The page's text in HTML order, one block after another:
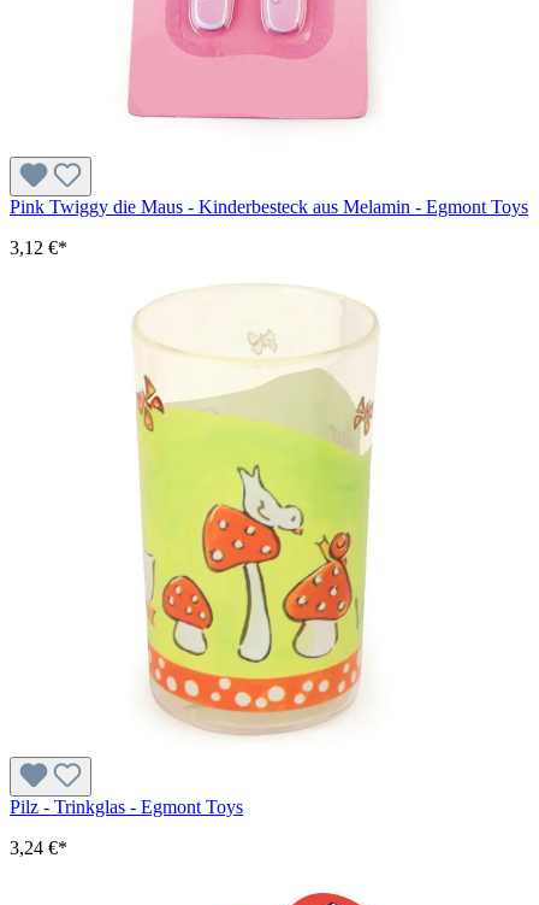
Pink Twiggy die Maus - Kinderbesteck aus Melamin - Egmont Toys
3,12 €*
Pilz - Trinkglas - Egmont Toys
3,24 €*